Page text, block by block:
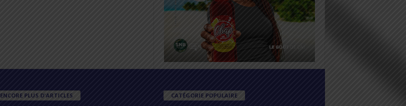
ENCORE PLUS D'ARTICLES CATÉGORIE POPULAIRE